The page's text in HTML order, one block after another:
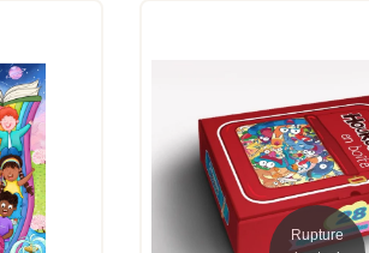
Rupture